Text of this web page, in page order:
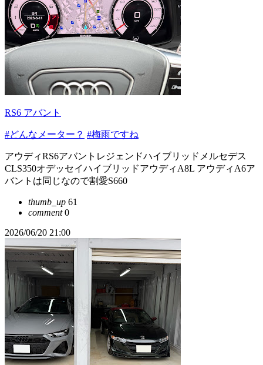
RS6 アバント
#どんなメーター？ #梅雨ですね
アウディRS6アバントレジェンドハイブリッドメルセデス
CLS350オデッセイハイブリッドアウディA8L アウディA6ア
バントは同じなので割愛S660
thumb_up 61
comment0
2026/06/20 21:00